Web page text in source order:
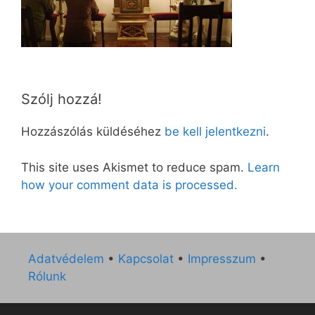
Szólj hozzá!
Hozzászólás küldéséhez be kell jelentkezni.
This site uses Akismet to reduce spam. Learn
how your comment data is processed.
Adatvédelem • Kapcsolat • Impresszum •
Rólunk